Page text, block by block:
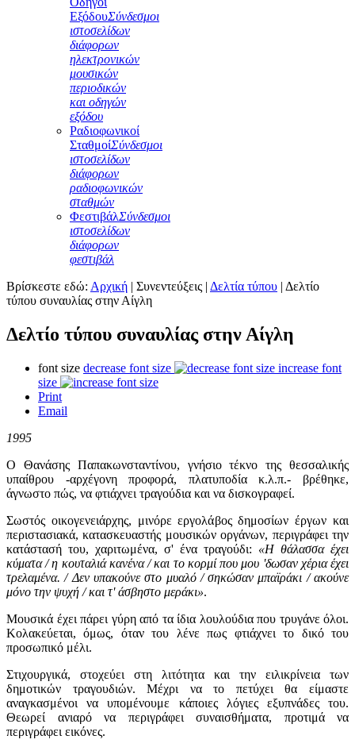
ΕξόδουΣύνδεσμοι
ιστοσελίδων
διάφορων
ηλεκτρονικών
μουσικών
περιοδικών
και οδηγών
εξόδου
Ραδιοφωνικοί
ΣταθμοίΣύνδεσμοι
ιστοσελίδων
διάφορων
ραδιοφωνικών
σταθμών
ΦεστιβάλΣύνδεσμοι
ιστοσελίδων
διάφορων
φεστιβάλ
Βρίσκεστε εδώ: Αρχική | Συνεντεύξεις | Δελτία τύπου | Δελτίο
τύπου συναυλίας στην Αίγλη
Δελτίο τύπου συναυλίας στην Αίγλη
font size decrease font size
increase font
size
Print
Email
1995
Ο Θανάσης Παπακωνσταντίνου, γνήσιο τέκνο της θεσσαλικής
υπαίθρου -αρχέγονη προφορά, πλατυποδία κ.λ.π.- βρέθηκε,
άγνωστο πώς, να φτιάχνει τραγούδια και να δισκογραφεί.
Σωστός οικογενειάρχης, μινόρε εργολάβος δημοσίων έργων και
περιστασιακά, κατασκευαστής μουσικών οργάνων, περιγράφει την
κατάστασή του, χαριτωμένα, σ' ένα τραγούδι: «Η θάλασσα έχει
κύματα / η κουταλιά κανένα / και το κορμί που μου 'δωσαν χέρια έχει
τρελαμένα. / Δεν υπακούνε στο μυαλό / σηκώσαν μπαϊράκι / ακούνε
μόνο την ψυχή / και τ' άσβηστο μεράκι».
Μουσικά έχει πάρει γύρη από τα ίδια λουλούδια που τρυγάνε όλοι.
Κολακεύεται, όμως, όταν του λένε πως φτιάχνει το δικό του
προσωπικό μέλι.
Στιχουργικά, στοχεύει στη λιτότητα και την ειλικρίνεια των
δημοτικών τραγουδιών. Μέχρι να το πετύχει θα είμαστε
αναγκασμένοι να υπομένουμε κάποιες λόγιες εξυπνάδες του.
Θεωρεί ανιαρό να περιγράφει συναισθήματα, προτιμά να
περιγράφει εικόνες.